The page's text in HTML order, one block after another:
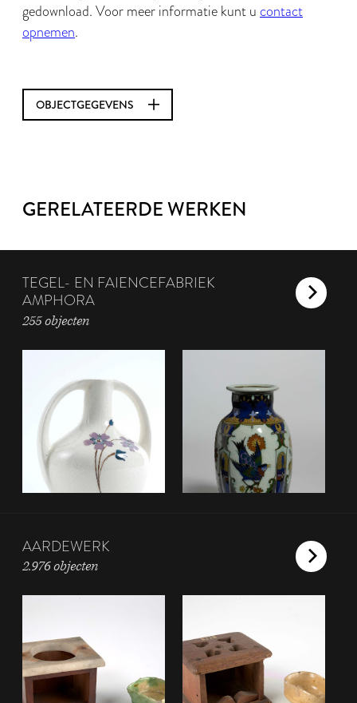
gedownload. Voor meer informatie kunt u contact
opnemen.
OBJECTGEGEVENS
GERELATEERDE WERKEN
TEGEL- EN FAIENCEFABRIEK
AMPHORA
255 objecten
AARDEWERK
2.976 objecten